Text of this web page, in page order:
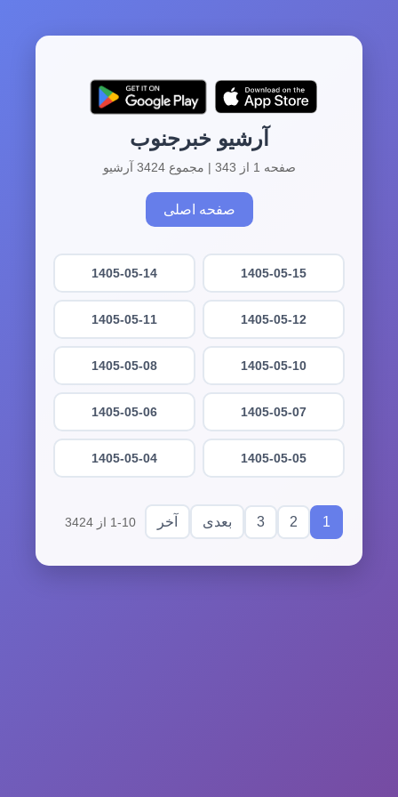
آرشیو خبرجنوب
صفحه 1 از 343 | مجموع 3424 آرشیو
صفحه اصلی
1405-05-15
1405-05-14
1405-05-12
1405-05-11
1405-05-10
1405-05-08
1405-05-07
1405-05-06
1405-05-05
1405-05-04
1
2
3 بعدی آخر 1-10 از 3424